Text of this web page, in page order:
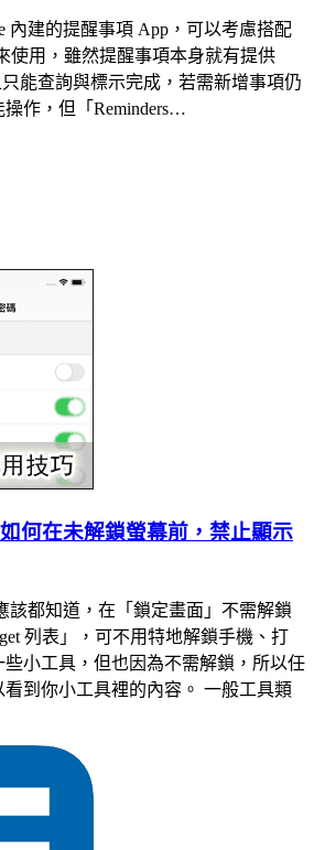
內建的提醒事項 App，可以考慮搭配
來使用，雖然提醒事項本身就有提供
能查詢與標示完成，若需新增事項仍
作，但「Reminders…
何在未解鎖螢幕前，禁止顯示
該都知道，在「鎖定畫面」不需解鎖
列表」，可不用特地解鎖手機、打
小工具，但也因為不需解鎖，所以任
到你小工具裡的內容。 一般工具類